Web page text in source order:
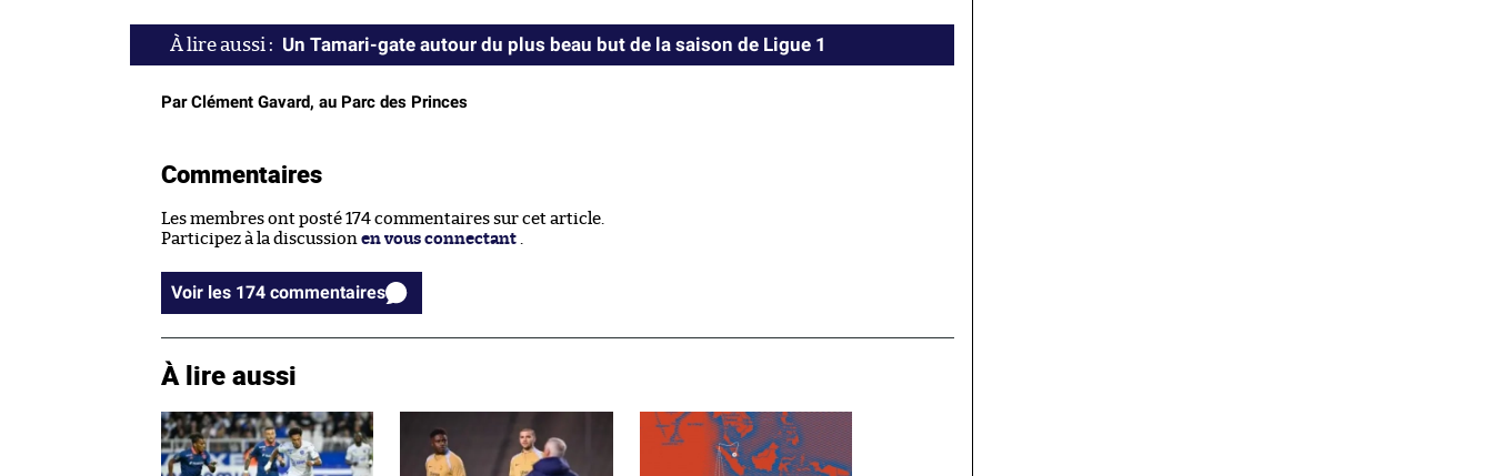
Un Tamari-gate autour du plus beau but de la saison de Ligue 1
Par Clément Gavard, au Parc des Princes
Commentaires
Les membres ont posté 174 commentaires sur cet article.
Participez à la discussion en vous connectant
Voir les 174 commentaires
À lire aussi